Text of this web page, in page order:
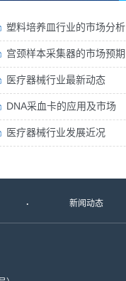
塑料培养皿行业的市场分析
宫颈样本采集器的市场预期
医疗器械行业最新动态
DNA采血卡的应用及市场
医疗器械行业发展近况
新闻动态